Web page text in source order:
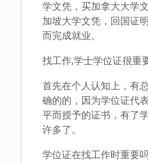
学文凭，买加拿大大学
加坡大学文凭，回国证
而完成就业。
找工作,学士学位证很重
首先在个人认知上，有
确的的，因为学位证代
平而授予的证书，有了
许多了。
学位证在找工作时重要